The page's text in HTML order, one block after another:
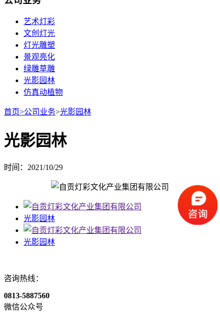
艺术灯彩
文创灯光
灯光雕塑
景观亮化
绿雕草雕
光影园林
仿真动植物
首页>公司业务>光影园林
光影园林
时间：2021/10/29
光影园林
光影园林
咨询热线：
0813-5887560
微信公众号